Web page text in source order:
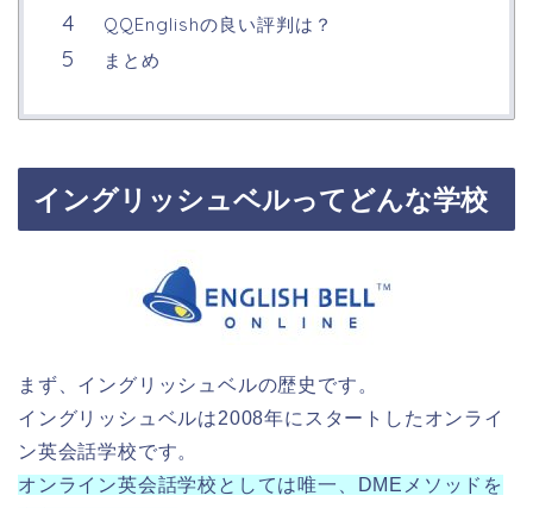
QQEnglishの良い評判は？
まとめ
イングリッシュベルってどんな学校
まず、イングリッシュベルの歴史です。
イングリッシュベルは2008年にスタートしたオンライ
ン英会話学校です。
オンライン英会話学校としては唯一、DMEメソッドを